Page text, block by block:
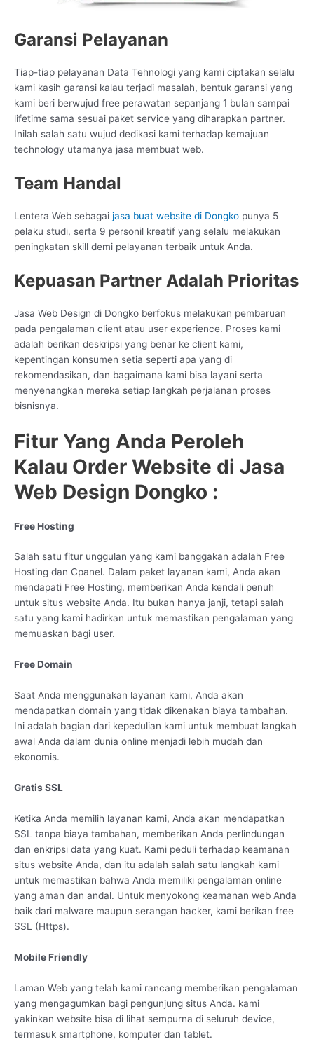
Garansi Pelayanan
Tiap-tiap pelayanan Data Tehnologi yang kami ciptakan selalu
kami kasih garansi kalau terjadi masalah, bentuk garansi yang
kami beri berwujud free perawatan sepanjang 1 bulan sampai
lifetime sama sesuai paket service yang diharapkan partner.
Inilah salah satu wujud dedikasi kami terhadap kemajuan
technology utamanya jasa membuat web.
Team Handal
Lentera Web sebagai jasa buat website di Dongko punya 5
pelaku studi, serta 9 personil kreatif yang selalu melakukan
peningkatan skill demi pelayanan terbaik untuk Anda.
Kepuasan Partner Adalah Prioritas
Jasa Web Design di Dongko berfokus melakukan pembaruan
pada pengalaman client atau user experience. Proses kami
adalah berikan deskripsi yang benar ke client kami,
kepentingan konsumen setia seperti apa yang di
rekomendasikan, dan bagaimana kami bisa layani serta
menyenangkan mereka setiap langkah perjalanan proses
bisnisnya.
Fitur Yang Anda Peroleh
Kalau Order Website di Jasa
Web Design Dongko :
Free Hosting
Salah satu fitur unggulan yang kami banggakan adalah Free
Hosting dan Cpanel. Dalam paket layanan kami, Anda akan
mendapati Free Hosting, memberikan Anda kendali penuh
untuk situs website Anda. Itu bukan hanya janji, tetapi salah
satu yang kami hadirkan untuk memastikan pengalaman yang
memuaskan bagi user.
Free Domain
Saat Anda menggunakan layanan kami, Anda akan
mendapatkan domain yang tidak dikenakan biaya tambahan.
Ini adalah bagian dari kepedulian kami untuk membuat langkah
awal Anda dalam dunia online menjadi lebih mudah dan
ekonomis.
Gratis SSL
Ketika Anda memilih layanan kami, Anda akan mendapatkan
SSL tanpa biaya tambahan, memberikan Anda perlindungan
dan enkripsi data yang kuat. Kami peduli terhadap keamanan
situs website Anda, dan itu adalah salah satu langkah kami
untuk memastikan bahwa Anda memiliki pengalaman online
yang aman dan andal. Untuk menyokong keamanan web Anda
baik dari malware maupun serangan hacker, kami berikan free
SSL (Https).
Mobile Friendly
Laman Web yang telah kami rancang memberikan pengalaman
yang mengagumkan bagi pengunjung situs Anda. kami
yakinkan website bisa di lihat sempurna di seluruh device,
termasuk smartphone, komputer dan tablet.